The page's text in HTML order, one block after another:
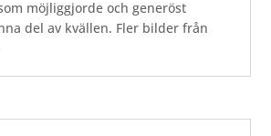
möjliggjorde och generöst
del av kvällen. Fler bilder från